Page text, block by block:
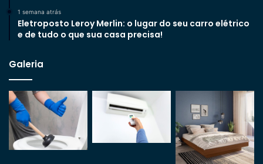
1 semana atrás
Eletroposto Leroy Merlin: o lugar do seu carro elétrico
e de tudo o que sua casa precisa!
Galeria